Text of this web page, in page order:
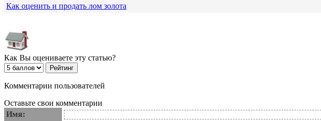
Как оценить и продать лом золота
Как Вы оцениваете эту статью?
Комментарии пользователей
Оставьте свои комментарии
Имя: